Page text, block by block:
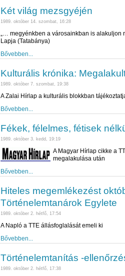
Két világ mezsgyéjén
1989. október 14. szombat, 16:28
„… megyénkben a városainkban is
Lapja (Tatabánya)
Bővebben...
Kulturális krónika:
1989. október 7. szombat, 19:38
A Zalai Hírlap a kulturális blokkban
Bővebben...
Fékek, félelmes, fétisek
1989. október 3. kedd, 19:19
A Magyar Hírlap cikke a
megalakulása után
Bővebben...
Hiteles megemlékezést
Történelemtanárok Egylete
1989. október 2. hétfő, 17:54
A Napló a TTE állásfoglalását emeli ki
Bővebben...
Történelemtanítás -
1989. október 2. hétfő, 17:38